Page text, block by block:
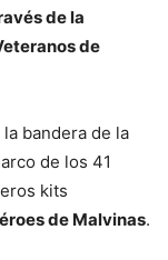
de la
de
bandera de la
de los 41
kits
de Malvinas.